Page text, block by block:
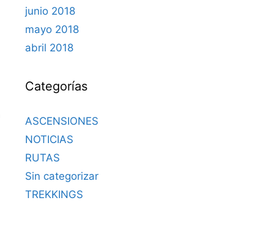
junio 2018
mayo 2018
abril 2018
Categorías
ASCENSIONES
NOTICIAS
RUTAS
Sin categorizar
TREKKINGS